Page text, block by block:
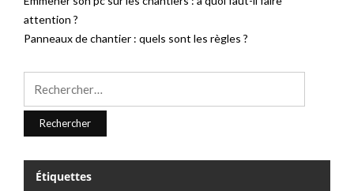
attention ?
Panneaux de chantier : quels sont les règles ?
Étiquettes